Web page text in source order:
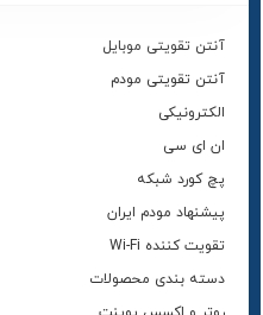
آنتن تقویتی موبایل
آنتن تقویتی مودم
الکترونیکی
ان ای سی
پچ کورد شبکه
پیشنهاد مودم ایران
تقویت کننده Wi-Fi
دسته بندی محصولات